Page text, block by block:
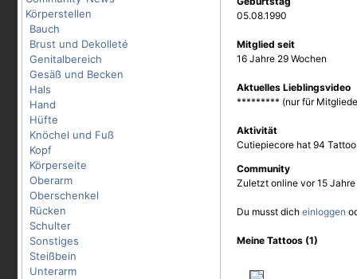
Körperstellen
Bauch
Brust und Dekolleté
Genitalbereich
Gesäß und Becken
Hals
Hand
Hüfte
Knöchel und Fuß
Kopf
Körperseite
Oberarm
Oberschenkel
Rücken
Schulter
Sonstiges
Steißbein
Unterarm
05.08.1990
Mitglied seit
16 Jahre 29 Wochen
Aktuelles Lieblingsvideo
********* (nur für
Aktivität
Cutiepiecore hat 94
Community
Zuletzt online vor 15
Du musst dich einloggen
Meine Tattoos (1)